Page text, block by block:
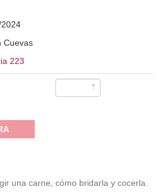
Cuevas
223
una carne, cómo bridarla y cocerla.